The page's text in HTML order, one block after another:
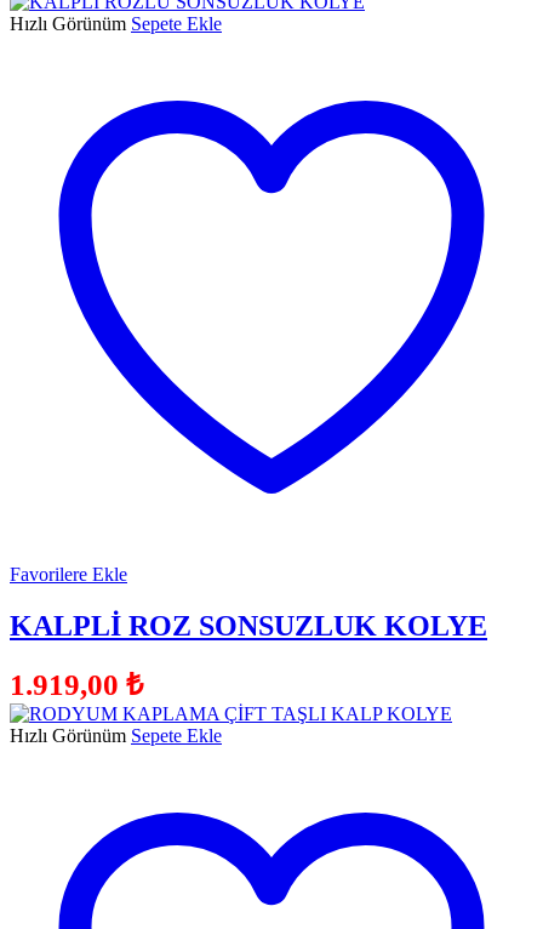
Hızlı Görünüm Sepete Ekle
Favorilere Ekle
KALPLİ ROZ SONSUZLUK KOLYE
1.919,00 ₺
Hızlı Görünüm Sepete Ekle